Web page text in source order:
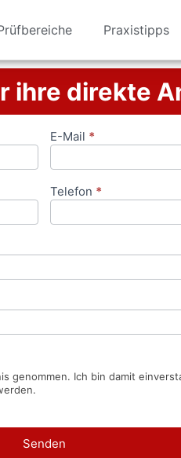
Praxistipps
ihre direkte
E-Mail *
Telefon *
genommen. Ich bin damit
Senden